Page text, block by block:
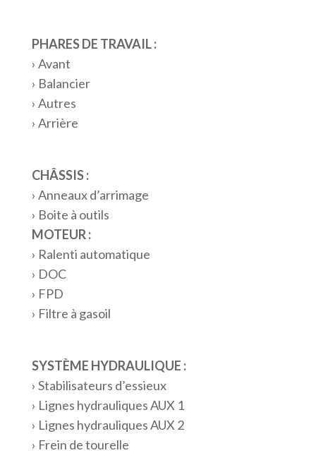
PHARES DE TRAVAIL :
› Avant
› Balancier
› Autres
› Arrière
CHÂSSIS :
› Anneaux d’arrimage
› Boite à outils
MOTEUR :
› Ralenti automatique
› DOC
› FPD
› Filtre à gasoil
SYSTÈME HYDRAULIQUE :
› Stabilisateurs d’essieux
› Lignes hydrauliques AUX 1
› Lignes hydrauliques AUX 2
› Frein de tourelle